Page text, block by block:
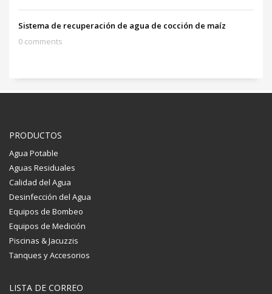
Sistema de recuperación de agua de cocción de maíz
0 comments
PRODUCTOS
Agua Potable
Aguas Residuales
Calidad del Agua
Desinfección del Agua
Equipos de Bombeo
Equipos de Medición
Piscinas & Jacuzzis
Tanques y Accesorios
LISTA DE CORREO